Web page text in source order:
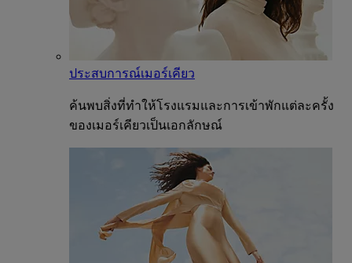
ประสบการณ์เมอร์เคียว
ค้นพบสิ่งที่ทำให้โรงแรมและการเข้าพักแต่ละครั้ง
ของเมอร์เคียวเป็นเอกลักษณ์